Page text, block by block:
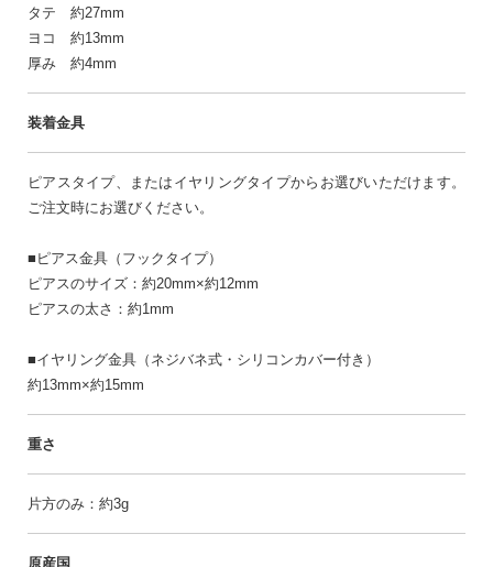
タテ 約27mm
ヨコ 約13mm
厚み 約4mm
装着金具
ピアスタイプ、またはイヤリングタイプからお選びいただけます。
ご注文時にお選びください。
■ピアス金具（フックタイプ）
ピアスのサイズ：約20mm×約12mm
ピアスの太さ：約1mm
■イヤリング金具（ネジバネ式・シリコンカバー付き）
約13mm×約15mm
重さ
片方のみ：約3g
原産国